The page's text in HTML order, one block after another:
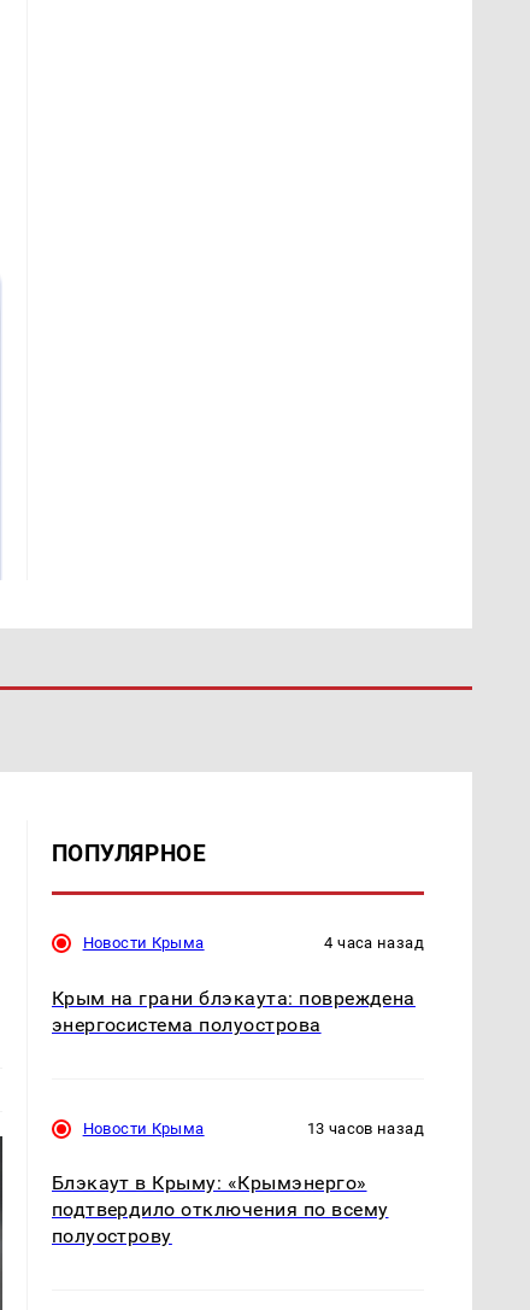
ПОПУЛЯРНОЕ
Новости Крыма 4 часа назад
Крым на грани блэкаута: повреждена
энергосистема полуострова
Новости Крыма 13 часов назад
Блэкаут в Крыму: «Крымэнерго»
подтвердило отключения по всему
полуострову